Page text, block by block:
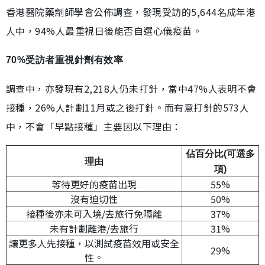
香港醫院藥劑師學會公佈調查，發現受訪的5,644名成年港
人中，94%人最重視日後能否自選心儀疫苗。
70%受訪者重視針劑有效率
調查中，亦發現有2,218人仍未打針，當中47%人表明不會
接種，26%人計劃11月或之後打針。而有意打針的573人
中，不會「早點接種」主要因以下理由：
理由
佔百分比(可選多
項)
等待更好的疫苗出現
55%
沒有迫切性
50%
接種後亦未可入境/去旅行免隔離
37%
未有計劃離港/去旅行
31%
讓更多人先接種，以測試疫苗效用或安全
性。
29%